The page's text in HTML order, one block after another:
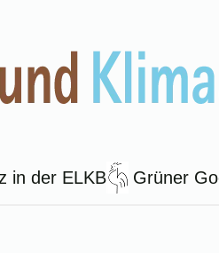
in der ELKB Grüner